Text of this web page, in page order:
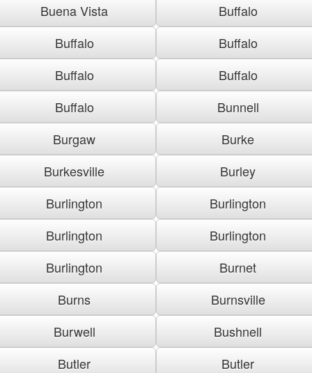
Buena Vista
Buffalo
Buffalo
Buffalo
Buffalo
Buffalo
Buffalo
Bunnell
Burgaw
Burke
Burkesville
Burley
Burlington
Burlington
Burlington
Burlington
Burlington
Burnet
Burns
Burnsville
Burwell
Bushnell
Butler
Butler